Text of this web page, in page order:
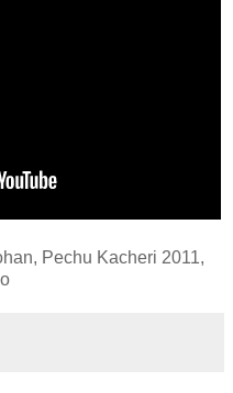
Pechu Kacheri 2011,